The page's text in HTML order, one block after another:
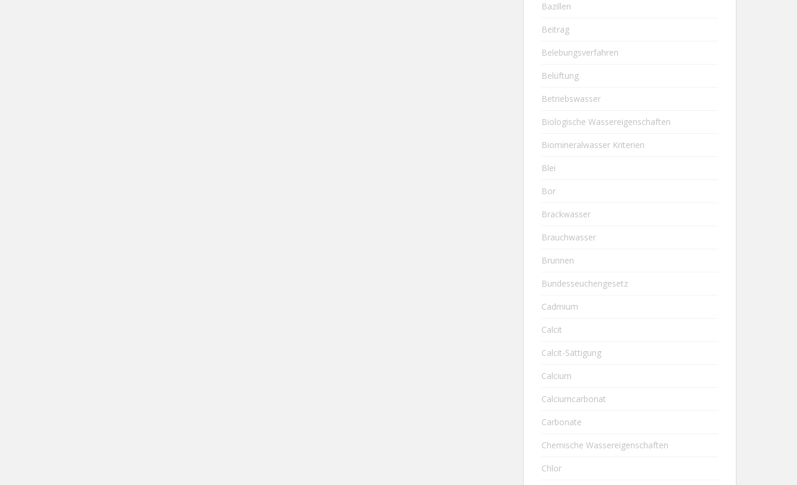
Bazillen
Beitrag
Belebungsverfahren
Belüftung
Betriebswasser
Biologische Wassereigenschaften
Biomineralwasser Kriterien
Blei
Bor
Brackwasser
Brauchwasser
Brunnen
Bundesseuchengesetz
Cadmium
Calcit
Calcit-Sättigung
Calcium
Calciumcarbonat
Carbonate
Chemische Wassereigenschaften
Chlor